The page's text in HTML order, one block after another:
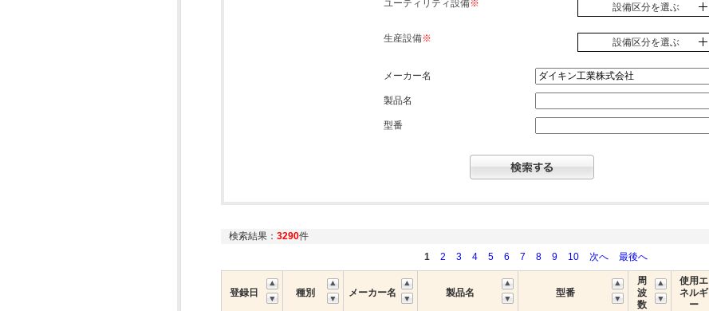
ユーティリティ設備※ 設備区分を選ぶ
生産設備※ 設備区分を選ぶ
メーカー名
製品名
型番
検索結果： 3290件
1
2 3 4 5 6 7 8 9 10 次へ 最後へ
登録日 種別 メーカー名 製品名 型番
周
波
数
使用エ
ネルギ
ー